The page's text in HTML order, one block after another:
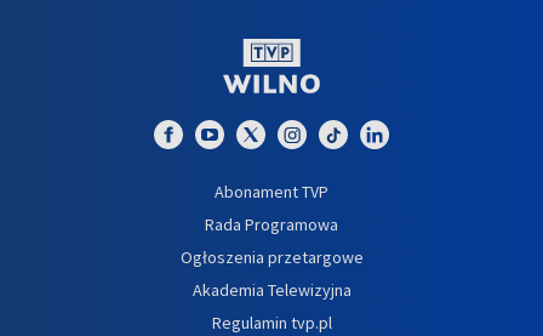
Abonament TVP
Rada Programowa
Ogłoszenia przetargowe
Akademia Telewizyjna
Regulamin tvp.pl